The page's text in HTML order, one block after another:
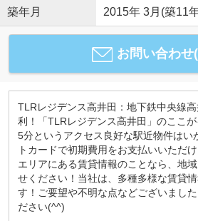
築年月 2015年 3月(築11
お問い合わせ
TLRレジデンス高井田：地下鉄中央線
利！「TLRレジデンス高井田」のここ
5分というアクセス良好な駅近物件はい
トカードで初期費用をお支払いいただ
エリアにある賃貸情報のことなら、地
せください！当社は、多種多様な賃貸
す！ご要望や不明な点などございまし
ださい(^^)